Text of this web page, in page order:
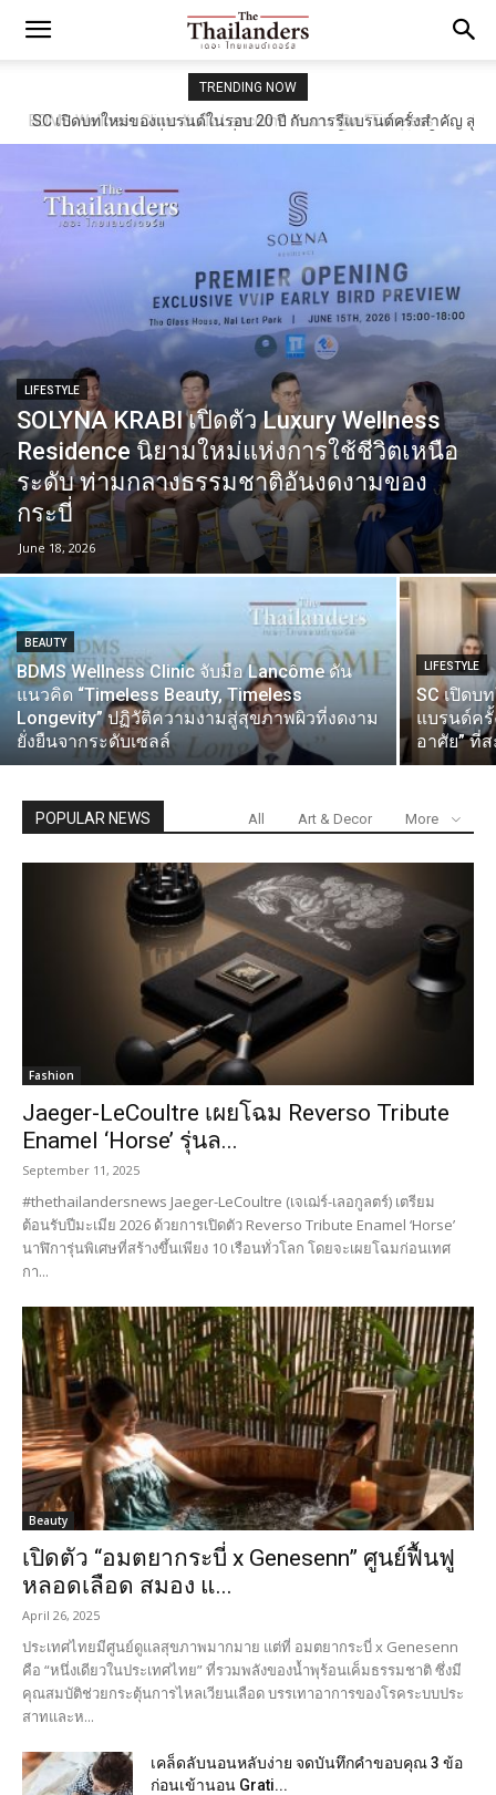
TRENDING NOW
SC เปิดบทใหม่ของแบรนด์ในรอบ 20 ปี กับการรีแบรนด์ครั้งสำคัญ สู่
LIFESTYLE
SOLYNA KRABI เปิดตัว Luxury Wellness
Residence นิยามใหม่แห่งการใช้ชีวิตเหนือ
ระดับ ท่ามกลางธรรมชาติอันงดงามของ
กระบี่
June 18, 2026
BEAUTY
BDMS Wellness Clinic จับมือ Lancôme ดัน
แนวคิด “Timeless Beauty, Timeless
Longevity” ปฏิวัติความงามสู่สุขภาพผิวที่งดงาม
ยั่งยืนจากระดับเซลล์
LIFESTYLE
SC เปิดบ
แบรนด์ค
อาศัย” ที่
POPULAR NEWS All Art & Decor More
Fashion
Jaeger-LeCoultre เผยโฉม Reverso Tribute
Enamel ‘Horse’ รุ่นล...
September 11, 2025
#thethailandersnews Jaeger-LeCoultre (เจเฌ่ร์-เลอกูลตร์) เตรียม
ต้อนรับปีมะเมีย 2026 ด้วยการเปิดตัว Reverso Tribute Enamel ‘Horse’
นาฬิการุ่นพิเศษที่สร้างขึ้นเพียง 10 เรือนทั่วโลก โดยจะเผยโฉมก่อนเทศ
กา...
Beauty
เปิดตัว “อมตยากระบี่ x Genesenn” ศูนย์ฟื้นฟู
หลอดเลือด สมอง แ...
April 26, 2025
ประเทศไทยมีศูนย์ดูแลสุขภาพมากมาย แต่ที่ อมตยากระบี่ x Genesenn
คือ “หนึ่งเดียวในประเทศไทย” ที่รวมพลังของน้ำพุร้อนเค็มธรรมชาติ ซึ่งมี
คุณสมบัติช่วยกระตุ้นการไหลเวียนเลือด บรรเทาอาการของโรคระบบประ
สาทและห...
เคล็ดลับนอนหลับง่าย จดบันทึกคำขอบคุณ 3 ข้อ
ก่อนเข้านอน Grati...